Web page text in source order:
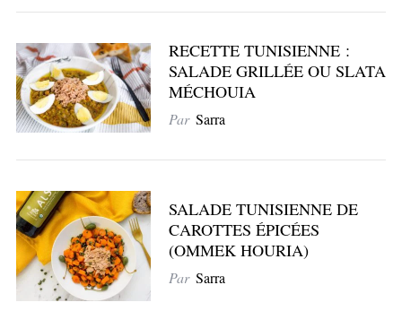
RECETTE TUNISIENNE :
SALADE GRILLÉE OU SLATA
MÉCHOUIA
Par Sarra
SALADE TUNISIENNE DE
CAROTTES ÉPICÉES
(OMMEK HOURIA)
Par Sarra